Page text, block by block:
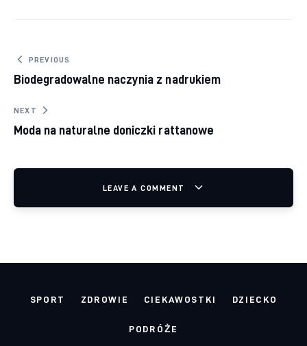
Nawigacja wpisu
PREVIOUS
Biodegradowalne naczynia z nadrukiem
NEXT
Moda na naturalne doniczki rattanowe
LEAVE A COMMENT
SPORT ZDROWIE CIEKAWOSTKI DZIECKO
PODRÓŻE